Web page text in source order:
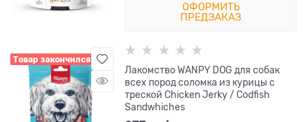
ОФОРМИТЬ
ПРЕДЗАКАЗ
Товар закончился
Лакомство WANPY DOG для собак
всех пород соломка из курицы с
треской Chicken Jerky / Codfish
Sandwhiches